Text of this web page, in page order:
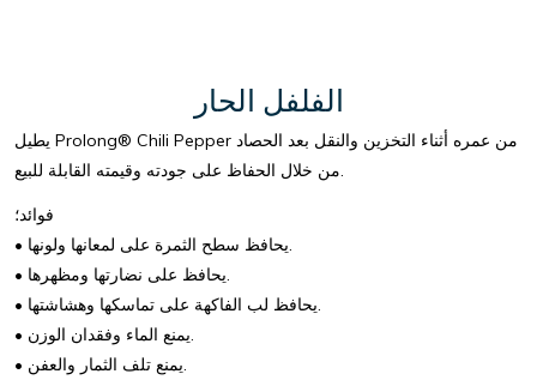
الفلفل الحار
يطيل Prolong® Chili Pepper من عمره أثناء التخزين والنقل بعد الحصاد
من خلال الحفاظ على جودته وقيمته القابلة للبيع.
فوائد؛
• يحافظ سطح الثمرة على لمعانها ولونها.
• يحافظ على نضارتها ومظهرها.
• يحافظ لب الفاكهة على تماسكها وهشاشتها.
• يمنع الماء وفقدان الوزن.
• يمنع تلف الثمار والعفن.